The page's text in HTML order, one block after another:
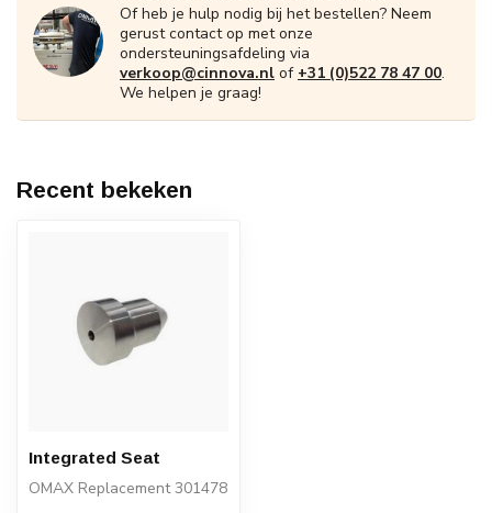
Of heb je hulp nodig bij het bestellen? Neem
gerust contact op met onze
ondersteuningsafdeling via
verkoop@cinnova.nl of +31 (0)522 78 47 00.
We helpen je graag!
Recent bekeken
Integrated Seat
OMAX Replacement 301478